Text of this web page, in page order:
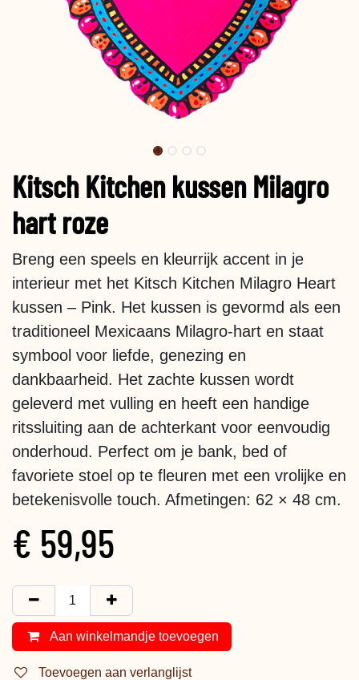
Kitsch Kitchen kussen Milagro
hart roze
Breng een speels en kleurrijk accent in je
interieur met het Kitsch Kitchen Milagro Heart
kussen – Pink. Het kussen is gevormd als een
traditioneel Mexicaans Milagro-hart en staat
symbool voor liefde, genezing en
dankbaarheid. Het zachte kussen wordt
geleverd met vulling en heeft een handige
ritssluiting aan de achterkant voor eenvoudig
onderhoud. Perfect om je bank, bed of
favoriete stoel op te fleuren met een vrolijke en
betekenisvolle touch. Afmetingen: 62 × 48 cm.
€ 59,95
Aan winkelmandje toevoegen
Toevoegen aan verlanglijst